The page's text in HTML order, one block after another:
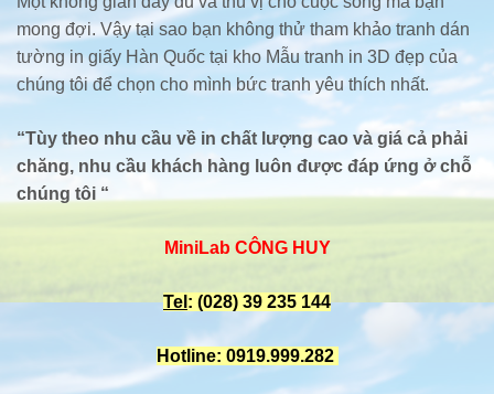
mong đợi. Vậy tại sao bạn không thử tham khảo tranh dán
tường in giấy Hàn Quốc tại kho Mẫu tranh in 3D đẹp của
chúng tôi để chọn cho mình bức tranh yêu thích nhất.
“Tùy theo nhu cầu về in chất lượng cao và giá cả phải
chăng, nhu cầu khách hàng luôn được đáp ứng ở chỗ
chúng tôi “
MiniLab CÔNG HUY
Tel : (028) 39 235 144
Hotline: 0919.999.282